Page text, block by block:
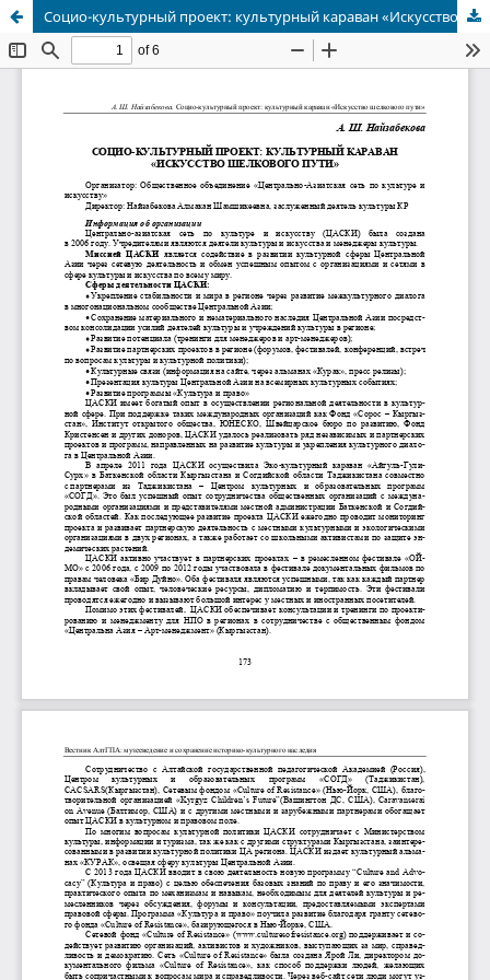
Социо-культурный проект: культурный караван «Искусство Шелкового пути»